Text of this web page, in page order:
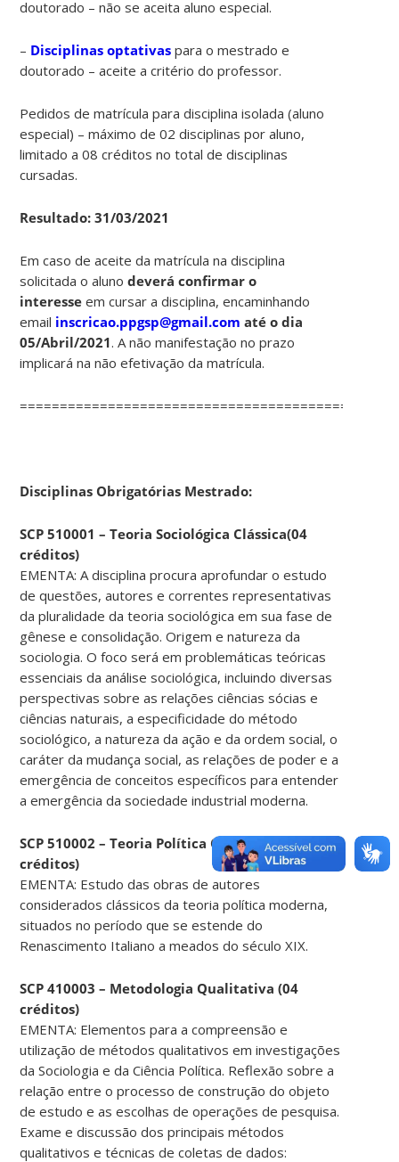
doutorado – não se aceita aluno especial.
– Disciplinas optativas para o mestrado e
doutorado – aceite a critério do professor.
Pedidos de matrícula para disciplina isolada (aluno
especial) – máximo de 02 disciplinas por aluno,
limitado a 08 créditos no total de disciplinas
cursadas.
Resultado: 31/03/2021
Em caso de aceite da matrícula na disciplina
solicitada o alunodeverá confirmar o
interesse em cursar a disciplina, encaminhando
email inscricao.ppgsp@gmail.com até o dia
05/Abril/2021. A não manifestação no prazo
implicará na não efetivação da matrícula.
Disciplinas Obrigatórias Mestrado:
SCP 510001 – Teoria Sociológica Clássica(04
créditos)
EMENTA: A disciplina procura aprofundar o estudo
de questões, autores e correntes representativas
da pluralidade da teoria sociológica em sua fase de
gênese e consolidação. Origem e natureza da
sociologia. O foco será em problemáticas teóricas
essenciais da análise sociológica, incluindo diversas
perspectivas sobre as relações ciências sócias e
ciências naturais, a especificidade do método
sociológico, a natureza da ação e da ordem social, o
caráter da mudança social, as relações de poder e a
emergência de conceitos específicos para entender
a emergência da sociedade industrial moderna.
SCP 510002 – Teoria Política Clássica (04
créditos)
EMENTA: Estudo das obras de autores
considerados clássicos da teoria política moderna,
situados no período que se estende do
Renascimento Italiano a meados do século XIX.
SCP 410003 – Metodologia Qualitativa (04
créditos)
EMENTA: Elementos para a compreensão e
utilização de métodos qualitativos em investigações
da Sociologia e da Ciência Política. Reflexão sobre a
relação entre o processo de construção do objeto
de estudo e as escolhas de operações de pesquisa.
Exame e discussão dos principais métodos
qualitativos e técnicas de coletas de dados: